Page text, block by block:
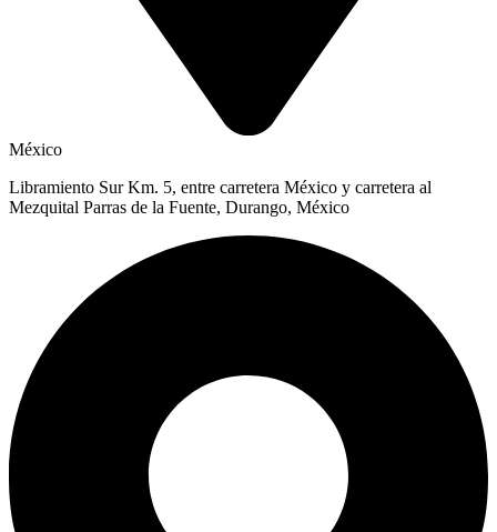
México
Libramiento Sur Km. 5, entre carretera México y carretera al
Mezquital Parras de la Fuente, Durango, México